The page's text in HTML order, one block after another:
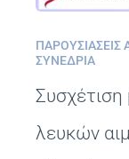
ΠΑΡΟΥΣΙΆΣΕΙΣ
ΣΥΝΈΔΡΙΑ
λευκών